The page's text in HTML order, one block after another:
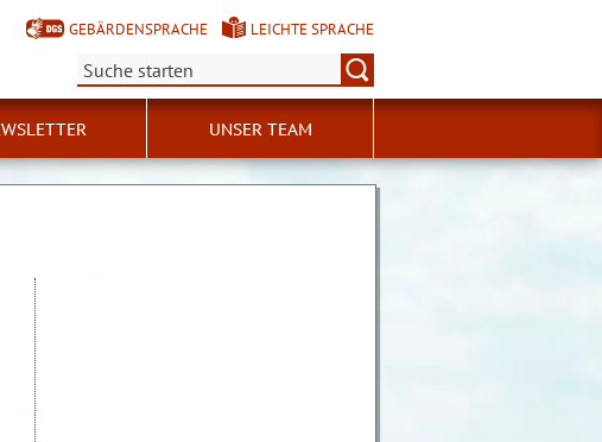
GEBÄRDENSPRACHE
LEICHTE SPRACHE
Suche:
UNSER TEAM